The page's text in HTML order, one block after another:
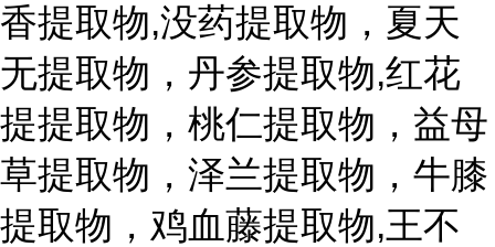
香提取物,没药提取物，夏天
无提取物，丹参提取物,红花
提提取物，桃仁提取物，益母
草提取物，泽兰提取物，牛膝
提取物，鸡血藤提取物,王不